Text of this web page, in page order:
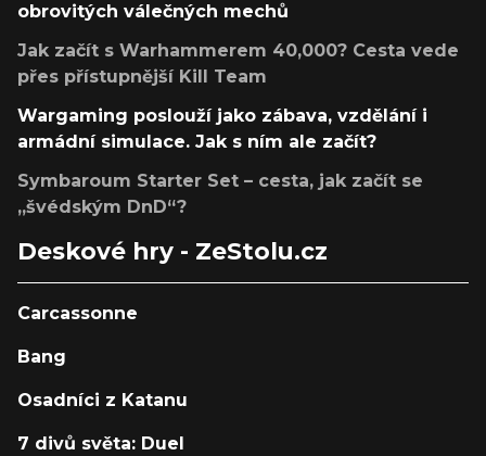
obrovitých válečných mechů
Jak začít s Warhammerem 40,000? Cesta vede
přes přístupnější Kill Team
Wargaming poslouží jako zábava, vzdělání i
armádní simulace. Jak s ním ale začít?
Symbaroum Starter Set – cesta, jak začít se
„švédským DnD“?
Deskové hry - ZeStolu.cz
Carcassonne
Bang
Osadníci z Katanu
7 divů světa: Duel